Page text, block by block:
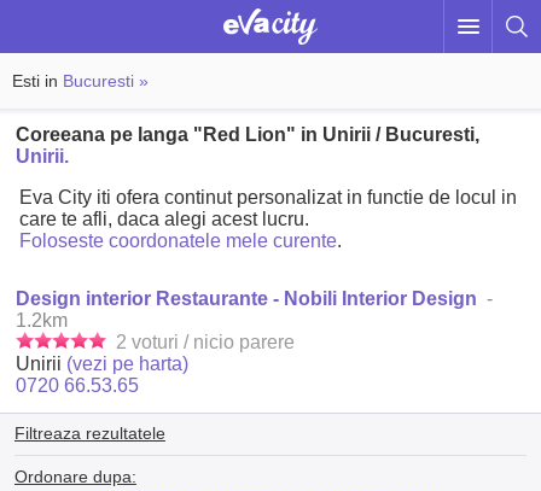
Esti in Bucuresti »
Coreeana pe langa "Red Lion" in Unirii / Bucuresti,
Unirii.
Eva City iti ofera continut personalizat in functie de locul in
care te afli, daca alegi acest lucru.
Foloseste coordonatele mele curente.
Design interior Restaurante - Nobili Interior Design -
1.2km
2 voturi / nicio parere
Unirii (vezi pe harta)
0720 66.53.65
Filtreaza rezultatele
Ordonare dupa: